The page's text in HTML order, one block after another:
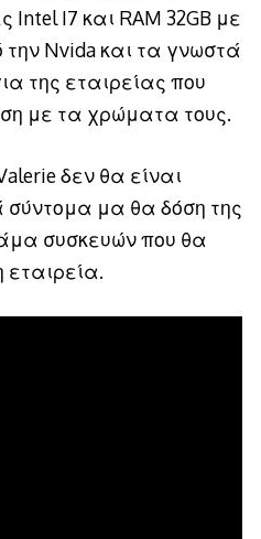
I7 και RAM 32GB με
Nvida και τα γνωστά
της εταιρείας που
με τα χρώματα τους.
δεν θα είναι
σύντομα μα θα δόση της
συσκευών που θα
εταιρεία.